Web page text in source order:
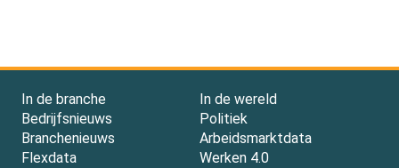
In de branche
Bedrijfsnieuws
Branchenieuws
Flexdata
In de wereld
Politiek
Arbeidsmarktdata
Werken 4.0